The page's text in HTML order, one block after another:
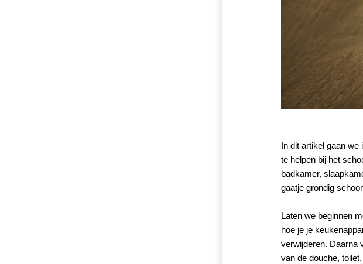
In dit artikel gaan
te helpen bij het
badkamer,
gaatje grondig
Laten we beginnen
hoe je je
verwijderen. Daarna
van de douche,